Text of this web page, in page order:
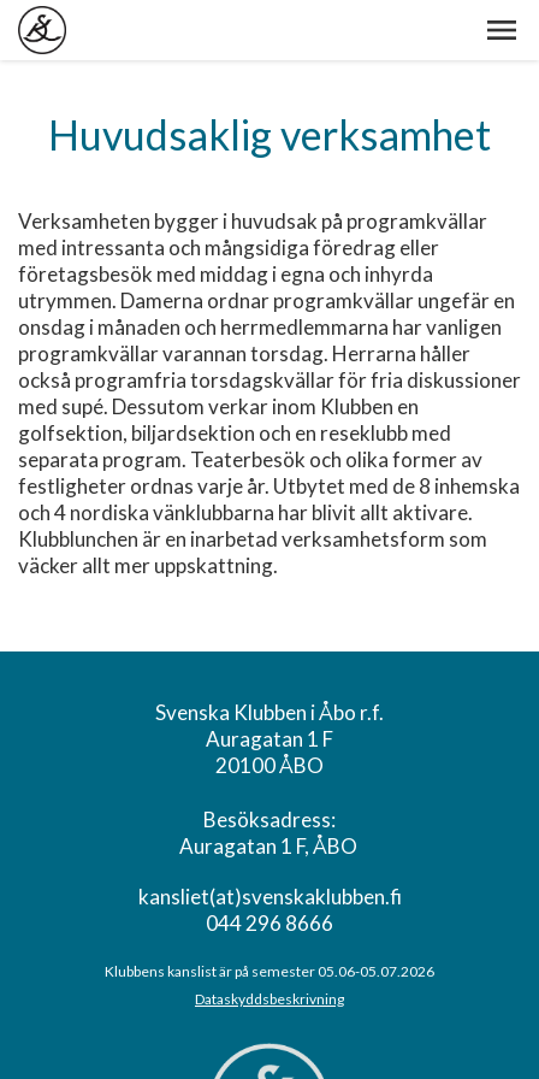
Huvudsaklig verksamhet
Verksamheten bygger i huvudsak på programkvällar
med intressanta och mångsidiga föredrag eller
företagsbesök med middag i egna och inhyrda
utrymmen. Damerna ordnar programkvällar ungefär en
onsdag i månaden och herrmedlemmarna har vanligen
programkvällar varannan torsdag. Herrarna håller
också programfria torsdagskvällar för fria diskussioner
med supé. Dessutom verkar inom Klubben en
golfsektion, biljardsektion och en reseklubb med
separata program. Teaterbesök och olika former av
festligheter ordnas varje år. Utbytet med de 8 inhemska
och 4 nordiska vänklubbarna har blivit allt aktivare.
Klubblunchen är en inarbetad verksamhetsform som
väcker allt mer uppskattning.
Svenska Klubben i Åbo r.f.
Auragatan 1 F
20100 ÅBO
Besöksadress:
Auragatan 1 F, ÅBO
kansliet(at)svenskaklubben.fi
044 296 8666
Klubbens kanslist är på semester 05.06-05.07.2026
Dataskyddsbeskrivning